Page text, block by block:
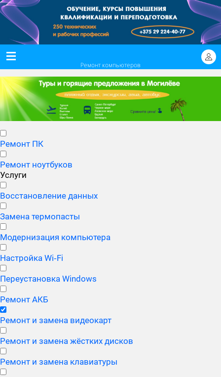
Ремонт компьютеров
Ремонт ПК
Ремонт ноутбуков
Услуги
Восстановление данных
Замена термопасты
Модернизация компьютера
Настройка Wi‑Fi
Переустановка Windows
Ремонт АКБ
Ремонт и замена видеокарт
Ремонт и замена жёстких дисков
Ремонт и замена клавиатуры